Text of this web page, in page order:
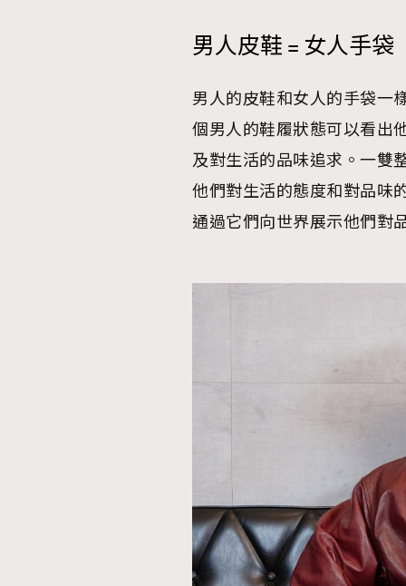
男人皮鞋 = 女人手袋
男人的皮鞋和女人的手袋一
個男人的鞋履狀態可以看出
及對生活的品味追求。一雙
他們對生活的態度和對品味
通過它們向世界展示他們對